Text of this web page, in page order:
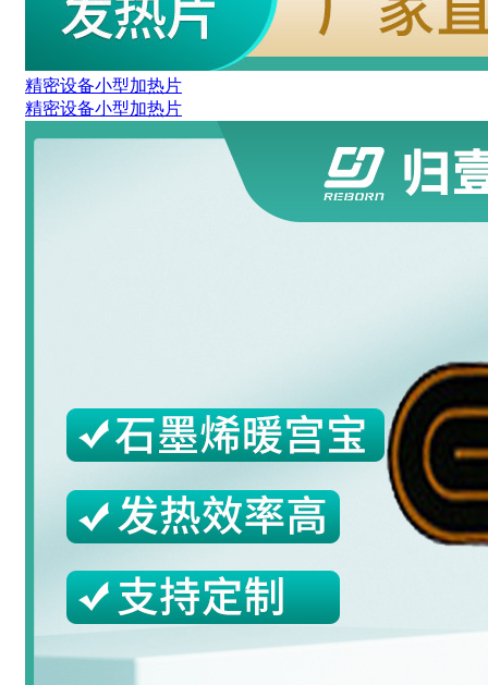
精密设备小型加热片
精密设备小型加热片